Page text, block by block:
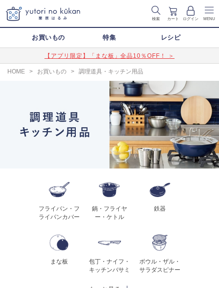
検索 カート ログイン MENU
お買いもの 特集 レシピ
【アプリ限定】「まな板」全品10％OFF！ ＞
HOME > お買いもの > 調理道具・キッチン用品
フライパン・フ
ライパンカバー
鍋・フライヤ
ー・ケトル
鉄器
まな板
包丁・ナイフ・
キッチンバサミ
ボウル・ザル・
サラダスピナー